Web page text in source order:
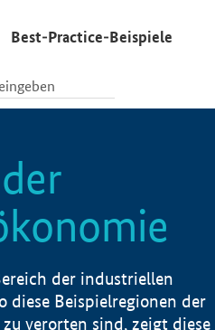
Best-Practice-Beispiele
der industriellen
diese Beispielregionen der
verorten sind, zeigt diese